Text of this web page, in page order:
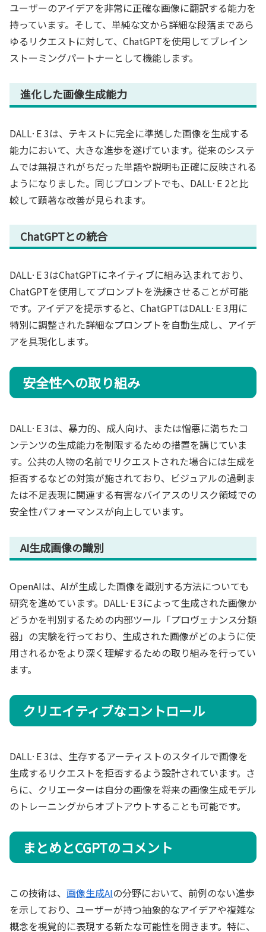
ユーザーのアイデアを非常に正確な画像に翻訳する能力を
持っています。そして、単純な文から詳細な段落まであら
ゆるリクエストに対して、ChatGPTを使用してブレイン
ストーミングパートナーとして機能します。
進化した画像生成能力
DALL·E 3は、テキストに完全に準拠した画像を生成する
能力において、大きな進歩を遂げています。従来のシステ
ムでは無視されがちだった単語や説明も正確に反映される
ようになりました。同じプロンプトでも、DALL·E 2と比
較して顕著な改善が見られます。
ChatGPTとの統合
DALL·E 3はChatGPTにネイティブに組み込まれており、
ChatGPTを使用してプロンプトを洗練させることが可能
です。アイデアを提示すると、ChatGPTはDALL·E 3用に
特別に調整された詳細なプロンプトを自動生成し、アイデ
アを具現化します。
安全性への取り組み
DALL·E 3は、暴力的、成人向け、または憎悪に満ちたコ
ンテンツの生成能力を制限するための措置を講じていま
す。公共の人物の名前でリクエストされた場合には生成を
拒否するなどの対策が施されており、ビジュアルの過剰ま
たは不足表現に関連する有害なバイアスのリスク領域での
安全性パフォーマンスが向上しています。
AI生成画像の識別
OpenAIは、AIが生成した画像を識別する方法についても
研究を進めています。DALL·E 3によって生成された画像か
どうかを判別するための内部ツール「プロヴェナンス分類
器」の実験を行っており、生成された画像がどのように使
用されるかをより深く理解するための取り組みを行ってい
ます。
クリエイティブなコントロール
DALL·E 3は、生存するアーティストのスタイルで画像を
生成するリクエストを拒否するよう設計されています。さ
らに、クリエーターは自分の画像を将来の画像生成モデル
のトレーニングからオプトアウトすることも可能です。
まとめとCGPTのコメント
この技術は、 画像生成AIの分野において、前例のない進歩
を示しており、ユーザーが持つ抽象的なアイデアや複雑な
概念を視覚的に表現する新たな可能性を開きます。特に、